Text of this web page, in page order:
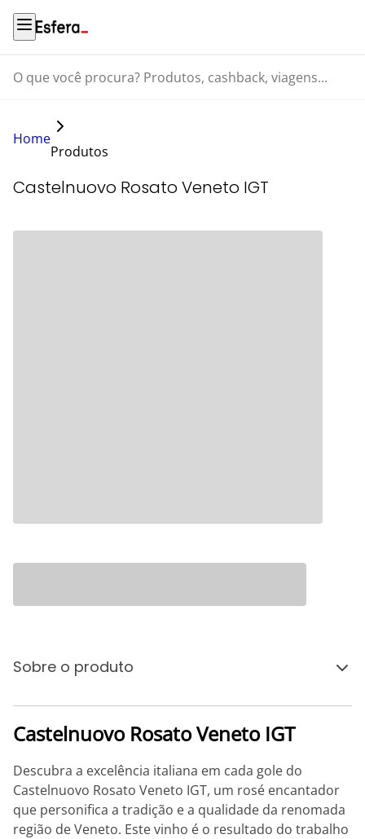
O que você procura? Produtos, cashback, viagens...
Home
Produtos
Castelnuovo Rosato Veneto IGT
Sobre o produto
Castelnuovo Rosato Veneto IGT
Descubra a excelência italiana em cada gole do
Castelnuovo Rosato Veneto IGT, um rosé encantador
que personifica a tradição e a qualidade da renomada
região de Veneto. Este vinho é o resultado do trabalho